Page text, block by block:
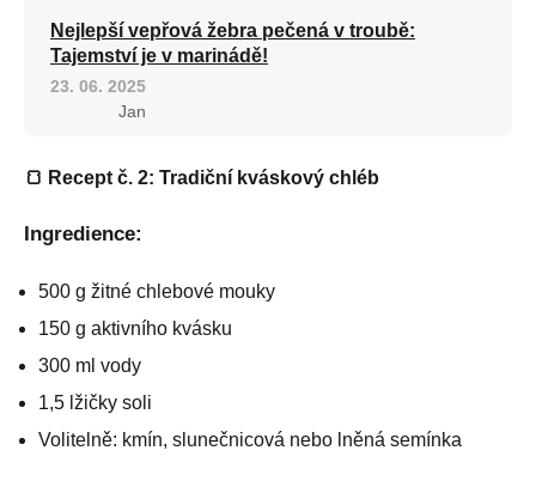
Nejlepší vepřová žebra pečená v troubě:
Tajemství je v marinádě!
23. 06. 2025
Jan
🍞 Recept č. 2: Tradiční kváskový chléb
Ingredience:
500 g žitné chlebové mouky
150 g aktivního kvásku
300 ml vody
1,5 lžičky soli
Volitelně: kmín, slunečnicová nebo lněná semínka